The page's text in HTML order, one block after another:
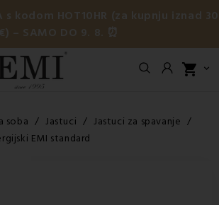
s kodom HOT10HR (za kupnju iznad 30
– SAMO DO 9. 8. ⏰
shopping_cart 
soba Jastuci
Jastuci za spavanje
EMI standard